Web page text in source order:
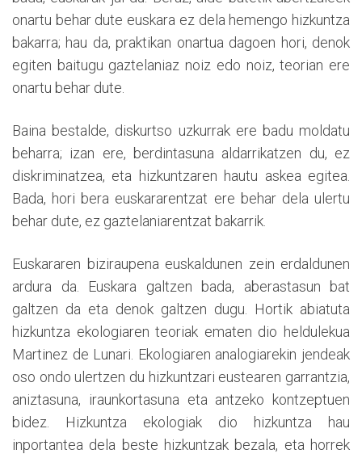
onartu behar dute euskara ez dela hemengo hizkuntza
bakarra; hau da, praktikan onartua dagoen hori, denok
egiten baitugu gaztelaniaz noiz edo noiz, teorian ere
onartu behar dute.
Baina bestalde, diskurtso uzkurrak ere badu moldatu
beharra; izan ere, berdintasuna aldarrikatzen du, ez
diskriminatzea, eta hizkuntzaren hautu askea egitea.
Bada, hori bera euskararentzat ere behar dela ulertu
behar dute, ez gaztelaniarentzat bakarrik.
Euskararen biziraupena euskaldunen zein erdaldunen
ardura da. Euskara galtzen bada, aberastasun bat
galtzen da eta denok galtzen dugu. Hortik abiatuta
hizkuntza ekologiaren teoriak ematen dio heldulekua
Martinez de Lunari. Ekologiaren analogiarekin jendeak
oso ondo ulertzen du hizkuntzari eustearen garrantzia,
aniztasuna, iraunkortasuna eta antzeko kontzeptuen
bidez. Hizkuntza ekologiak dio hizkuntza hau
inportantea dela beste hizkuntzak bezala, eta horrek